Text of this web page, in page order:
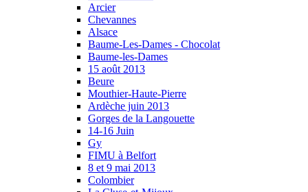
Arcier
Chevannes
Alsace
Baume-Les-Dames - Chocolat
Baume-les-Dames
15 août 2013
Beure
Mouthier-Haute-Pierre
Ardèche juin 2013
Gorges de la Langouette
14-16 Juin
Gy
FIMU à Belfort
8 et 9 mai 2013
Colombier